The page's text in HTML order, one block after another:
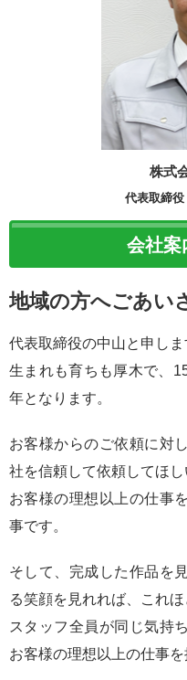
株式
代表取締役
会社案
地域の方へごあい
代表取締役の中山と申しま
生まれも育ちも厚木で、
年となります。
お客様からのご依頼に対
社を信頼して依頼してほし
お客様の理想以上の仕事
事です。
そして、完成した作品を
る笑顔を見れれば、これ
スタッフ全員が同じ気持
お客様の理想以上の仕事